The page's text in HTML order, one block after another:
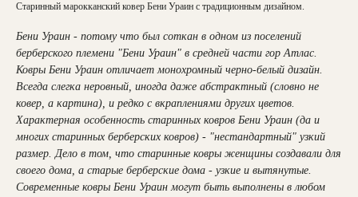
Старинный марокканский ковер Бени Ураин с традиционным дизайном.
Бени Ураин - потому что был соткан в одном из поселений
берберского племени "Бени Ураин" в средней части гор Атлас.
Ковры Бени Ураин отличает монохромный черно-белый дизайн.
Всегда слегка неровный, иногда даже абстрактный (словно не
ковер, а картина), и редко с вкраплениями других цветов.
Характерная особенность старинных ковров Бени Ураин (да и
многих старинных берберских ковров) - "нестандартный" узкий
размер. Дело в том, что старинные ковры женщины создавали для
своего дома, а старые берберские дома - узкие и вытянутые.
Современные ковры Бени Ураин могут быть выполнены в любом